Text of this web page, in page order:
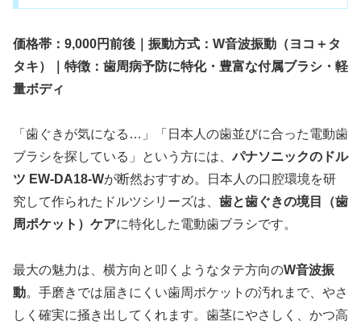
価格帯：9,000円前後｜振動方式：W音波振動（ヨコ＋タ
タキ）｜特徴：歯周病予防に特化・豊富な付属ブラシ・軽
量ボディ
「歯ぐきが気になる…」「日本人の歯並びに合った電動歯
ブラシを探している」という方には、パナソニックのドル
ツ EW-DA18-Wが断然おすすめ。日本人の口腔環境を研
究して作られたドルツシリーズは、 歯と歯ぐきの境目（歯
周ポケット）ケアに特化した電動歯ブラシです。
最大の魅力は、横方向と叩くようなタテ方向のW音波振
動。手磨きでは届きにくい歯周ポケットの汚れまで、やさ
しく確実に掻き出してくれます。歯茎にやさしく、かつ高